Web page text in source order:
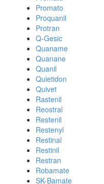
Promato
Proquanil
Protran
Q-Gesic
Quaname
Quanane
Quanil
Quietidon
Quivet
Rastenil
Reostral
Restenil
Restenyl
Restinal
Restinil
Restran
Robamate
SK-Bamate